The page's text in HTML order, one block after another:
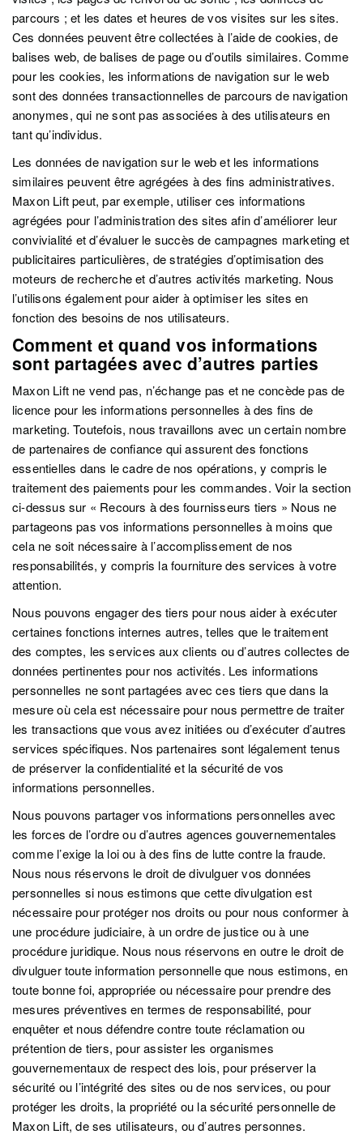
parcours ; et les dates et heures de vos visites sur les sites.
Ces données peuvent être collectées à l’aide de cookies, de
balises web, de balises de page ou d’outils similaires. Comme
pour les cookies, les informations de navigation sur le web
sont des données transactionnelles de parcours de navigation
anonymes, qui ne sont pas associées à des utilisateurs en
tant qu’individus.
Les données de navigation sur le web et les informations
similaires peuvent être agrégées à des fins administratives.
Maxon Lift peut, par exemple, utiliser ces informations
agrégées pour l’administration des sites afin d’améliorer leur
convivialité et d’évaluer le succès de campagnes marketing et
publicitaires particulières, de stratégies d’optimisation des
moteurs de recherche et d’autres activités marketing. Nous
l’utilisons également pour aider à optimiser les sites en
fonction des besoins de nos utilisateurs.
Comment et quand vos informations
sont partagées avec d’autres parties
Maxon Lift ne vend pas, n’échange pas et ne concède pas de
licence pour les informations personnelles à des fins de
marketing. Toutefois, nous travaillons avec un certain nombre
de partenaires de confiance qui assurent des fonctions
essentielles dans le cadre de nos opérations, y compris le
traitement des paiements pour les commandes. Voir la section
ci-dessus sur « Recours à des fournisseurs tiers » Nous ne
partageons pas vos informations personnelles à moins que
cela ne soit nécessaire à l’accomplissement de nos
responsabilités, y compris la fourniture des services à votre
attention.
Nous pouvons engager des tiers pour nous aider à exécuter
certaines fonctions internes autres, telles que le traitement
des comptes, les services aux clients ou d’autres collectes de
données pertinentes pour nos activités. Les informations
personnelles ne sont partagées avec ces tiers que dans la
mesure où cela est nécessaire pour nous permettre de traiter
les transactions que vous avez initiées ou d’exécuter d’autres
services spécifiques. Nos partenaires sont légalement tenus
de préserver la confidentialité et la sécurité de vos
informations personnelles.
Nous pouvons partager vos informations personnelles avec
les forces de l’ordre ou d’autres agences gouvernementales
comme l’exige la loi ou à des fins de lutte contre la fraude.
Nous nous réservons le droit de divulguer vos données
personnelles si nous estimons que cette divulgation est
nécessaire pour protéger nos droits ou pour nous conformer à
une procédure judiciaire, à un ordre de justice ou à une
procédure juridique. Nous nous réservons en outre le droit de
divulguer toute information personnelle que nous estimons, en
toute bonne foi, appropriée ou nécessaire pour prendre des
mesures préventives en termes de responsabilité, pour
enquêter et nous défendre contre toute réclamation ou
prétention de tiers, pour assister les organismes
gouvernementaux de respect des lois, pour préserver la
sécurité ou l’intégrité des sites ou de nos services, ou pour
protéger les droits, la propriété ou la sécurité personnelle de
Maxon Lift, de ses utilisateurs, ou d’autres personnes.